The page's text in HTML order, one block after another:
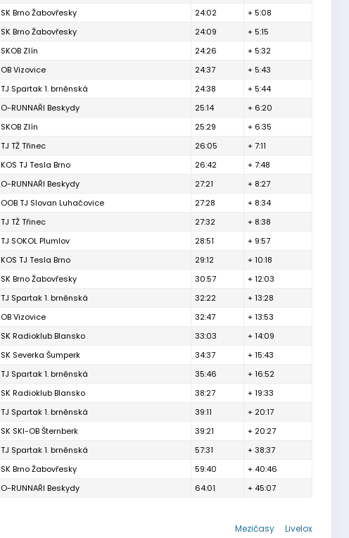
SK Brno Žabovřesky 24:02
+ 5:08
SK Brno Žabovřesky 24:09
+ 5:15
SKOB Zlín 24:26
+ 5:32
OB Vizovice 24:37
+ 5:43
TJ Spartak 1. brněnská 24:38
+ 5:44
O-RUNNAŘI Beskydy 25:14
+ 6:20
SKOB Zlín 25:29
+ 6:35
TJ TŽ Třinec 26:05
+ 7:11
KOS TJ Tesla Brno 26:42
+ 7:48
O-RUNNAŘI Beskydy 27:21
+ 8:27
OOB TJ Slovan Luhačovice 27:28
+ 8:34
TJ TŽ Třinec 27:32
+ 8:38
TJ SOKOL Plumlov 28:51
+ 9:57
KOS TJ Tesla Brno 29:12
+ 10:18
SK Brno Žabovřesky 30:57
+ 12:03
TJ Spartak 1. brněnská 32:22
+ 13:28
OB Vizovice 32:47
+ 13:53
SK Radioklub Blansko 33:03
+ 14:09
SK Severka Šumperk 34:37
+ 15:43
TJ Spartak 1. brněnská 35:46
+ 16:52
SK Radioklub Blansko 38:27
+ 19:33
TJ Spartak 1. brněnská 39:11
+ 20:17
SK SKI-OB Šternberk 39:21
+ 20:27
TJ Spartak 1. brněnská 57:31
+ 38:37
SK Brno Žabovřesky 59:40
+ 40:46
O-RUNNAŘI Beskydy 64:01 + 45:07
Livelox
Mezičasy